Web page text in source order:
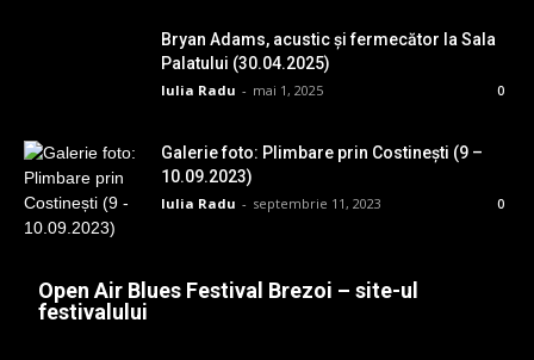
Bryan Adams, acustic și fermecător la Sala
Palatului (30.04.2025)
Iulia Radu - mai 1, 2025 0
Galerie foto: Plimbare prin Costinești (9 –
10.09.2023)
Iulia Radu - septembrie 11, 2023 0
Open Air Blues Festival Brezoi – site-ul
festivalului